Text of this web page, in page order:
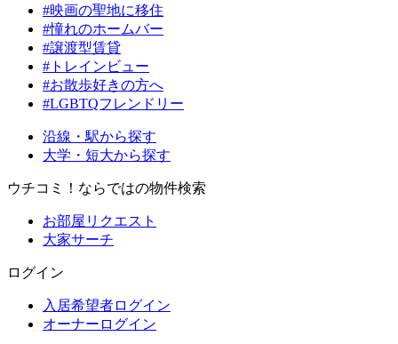
#映画の聖地に移住
#憧れのホームバー
#譲渡型賃貸
#トレインビュー
#お散歩好きの方へ
#LGBTQフレンドリー
沿線・駅から探す
大学・短大から探す
ウチコミ！ならではの物件検索
お部屋リクエスト
大家サーチ
ログイン
入居希望者ログイン
オーナーログイン